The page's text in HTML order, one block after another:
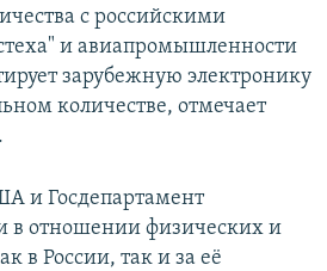
с российскими
и авиапромышленности
зарубежную электронику
количестве, отмечает
.
и Госдепартамент
в отношении физических и
в России, так и за её